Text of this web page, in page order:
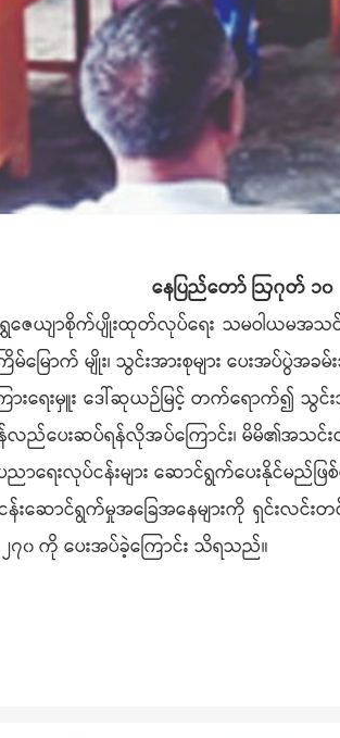
နေပြည်တော် ဩဂုတ် ၁၀
ေဇေယျာစိုက်ပျိုးထုတ်လုပ်ရေး သမဝါယမအ
မြောက် မျိုး၊ သွင်းအားစုများ ပေးအပ်ပွဲအ
ားရေးမှူး ဒေါ်ဆုယဉ်မြင့် တက်ရောက်၍ သွ
ပေးဆပ်ရန်လိုအပ်ကြောင်း၊ မိမိ၏အသင်း
ာရေးလုပ်ငန်းများ ဆောင်ရွက်ပေးနိုင်မည်ဖြ
ောင်ရွက်မှုအခြေအနေများကို ရှင်းလင်းတ
၂၇၀ ကို ပေးအပ်ခဲ့ကြောင်း သိရသည်။